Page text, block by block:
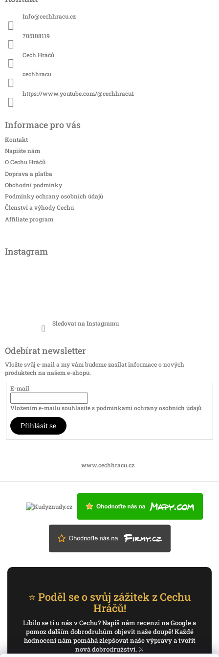
Info@cechhracu.cz
705108119
Cech Hráčů
cechhracu
https://www.youtube.com/@cechhracu1
Informace pro vás
Kontakt
Napište nám
O Cechu Hráčů
Doprava a platba
Obchodní podmínky
Podmínky ochrany osobních údajů
Členství a výhody Cechu
Affiliate program
Instagram
Sledovat na Instagramu
Odebírat newsletter
Vložte svůj e-mail a my vám budeme zasílat informace o nových
produktech na našem e-shopu.
E-mail
Vložením e-mailu souhlasíte spodmínkami ochrany osobních údajů
Přihlásit se
www.cechhracu.cz
⭐ Poděl se o svůj zážitek z Cechu
Hráčů!
Líbilo se ti u nás v Cechu? Napiš nám recenzi na Google a
pomoz dalším dobrodruhům objevit naše doupě! Každé
hodnocení nám pomáhá zlepšovat naše výpravy a tvořit
nová dobrodružství. ⚔️